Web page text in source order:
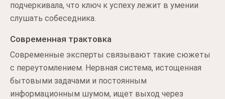
подчеркивала, что ключ к успеху лежит в умении
слушать собеседника.
Современная трактовка
Современные эксперты связывают такие сюжеты
с переутомлением. Нервная система, истощенная
бытовыми задачами и постоянным
информационным шумом, ищет выход через